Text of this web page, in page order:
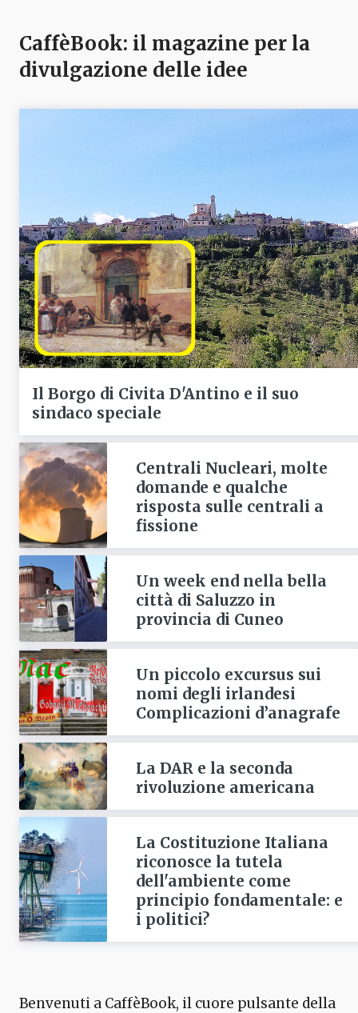
CaffèBook: il magazine per la
divulgazione delle idee
Il Borgo di Civita D'Antino e il suo
sindaco speciale
Centrali Nucleari, molte
domande e qualche
risposta sulle centrali a
fissione
Un week end nella bella
città di Saluzzo in
provincia di Cuneo
Un piccolo excursus sui
nomi degli irlandesi
Complicazioni d’anagrafe
La DAR e la seconda
rivoluzione americana
La Costituzione Italiana
riconosce la tutela
dell'ambiente come
principio fondamentale: e
i politici?
Benvenuti a CaffèBook, il cuore pulsante della